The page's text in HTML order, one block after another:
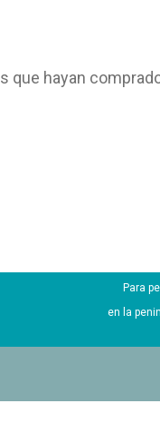
que hayan
Para
en la